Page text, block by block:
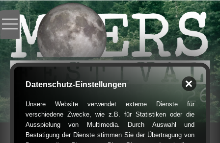
Datenschutz-Einstellungen
Unsere Website verwendet externe Dienste für
verschiedene Zwecke, wie z.B. für Statistiken oder die
Ausspielung von Multimedia. Durch Auswahl und
Bestätigung der Dienste stimmen Sie der Übertragung von